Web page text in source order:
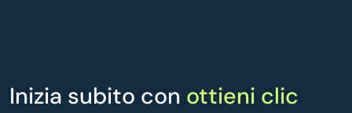
Inizia subito con ottieni clic